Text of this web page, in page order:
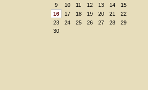
9
10 11 12 13 14
15
16
17 18 19 20 21
22
23
24 25 26 27 28
29
30